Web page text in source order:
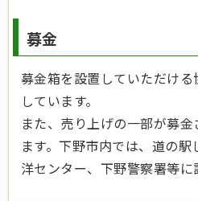
募金
募金箱を設置していただけ
しています。
また、売り上げの一部が募
ます。下野市内では、道の
洋センター、下野警察署等に